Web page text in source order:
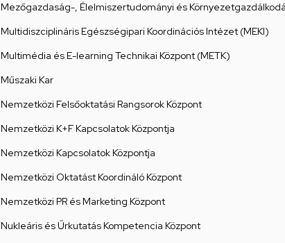
Mezőgazdaság-, Élelmiszertudományi és
Multidiszciplináris Egészségipari Koordinációs Intézet (MEKI)
Multimédia és E-learning Technikai Központ (METK)
Műszaki Kar
Nemzetközi Felsőoktatási Rangsorok Központ
Nemzetközi K+F Kapcsolatok Központja
Nemzetközi Kapcsolatok Központja
Nemzetközi Oktatást Koordináló Központ
Nemzetközi PR és Marketing Központ
Nukleáris és Űrkutatás Kompetencia Központ